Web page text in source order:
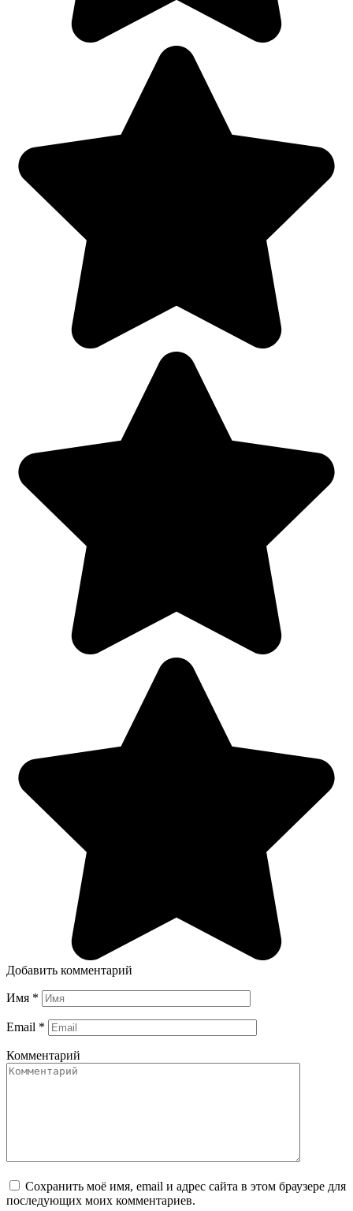
Добавить комментарий
Имя *
Email *
Комментарий
Сохранить моё имя, email и адрес сайта в этом браузере для
последующих моих комментариев.